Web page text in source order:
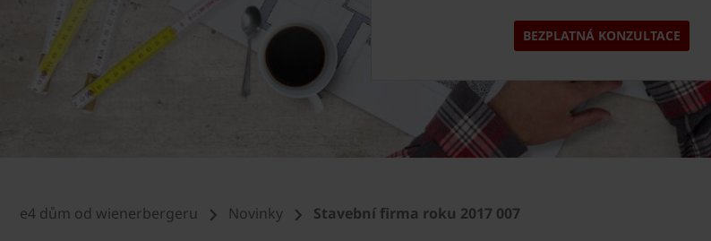
BEZPLATNÁ KONZULTACE
e4 dům od wienerbergeru Novinky Stavební firma roku 2017 007